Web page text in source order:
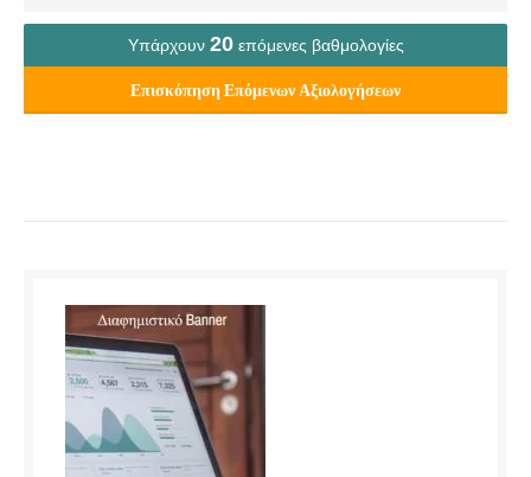
Υπάρχουν 20επόμενες βαθμολογίες
Επισκόπηση Επόμενων Αξιολογήσεων